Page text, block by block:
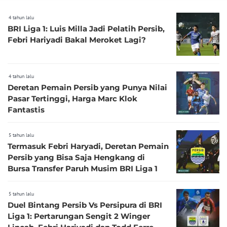
4 tahun lalu
BRI Liga 1: Luis Milla Jadi Pelatih Persib,
Febri Hariyadi Bakal Meroket Lagi?
4 tahun lalu
Deretan Pemain Persib yang Punya Nilai
Pasar Tertinggi, Harga Marc Klok
Fantastis
5 tahun lalu
Termasuk Febri Haryadi, Deretan Pemain
Persib yang Bisa Saja Hengkang di
Bursa Transfer Paruh Musim BRI Liga 1
5 tahun lalu
Duel Bintang Persib Vs Persipura di BRI
Liga 1: Pertarungan Sengit 2 Winger